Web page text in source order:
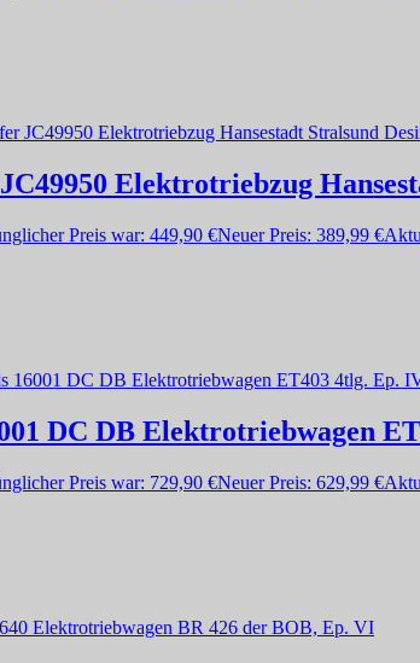
Elektrotriebzug
Preis war: 449,90 €Neuer Preis: 389,99 €
DC DB Elektrotriebwagen
Preis war: 729,90 €Neuer Preis: 629,99 €